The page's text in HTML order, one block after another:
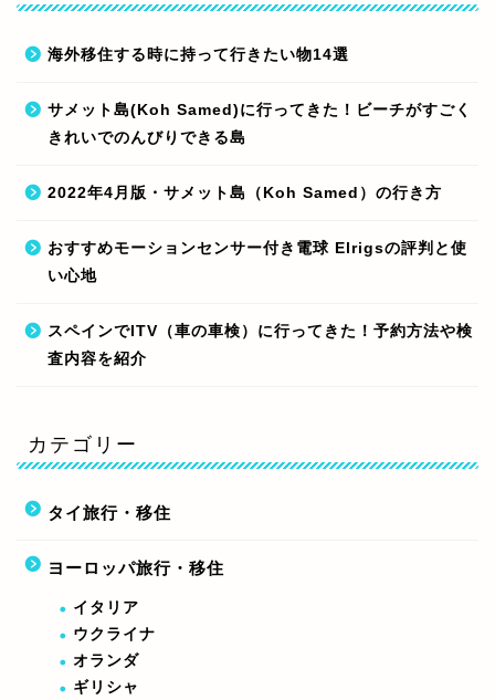
海外移住する時に持って行きたい物14選
サメット島(Koh Samed)に行ってきた！ビーチがすごく
きれいでのんびりできる島
2022年4月版・サメット島（Koh Samed）の行き方
おすすめモーションセンサー付き電球 Elrigsの評判と使
い心地
スペインでITV（車の車検）に行ってきた！予約方法や検
査内容を紹介
カテゴリー
タイ旅行・移住
ヨーロッパ旅行・移住
イタリア
ウクライナ
オランダ
ギリシャ